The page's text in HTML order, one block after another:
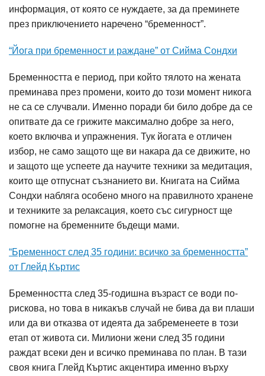
информация, от която се нуждаете, за да преминете
през приключението наречено “бременност”.
“Йога при бременност и раждане” от Сийма Сондхи
Бременността е период, при който тялото на жената
преминава през промени, които до този момент никога
не са се случвали. Именно поради би било добре да се
опитвате да се грижите максимално добре за него,
което включва и упражнения. Тук йогата е отличен
избор, не само защото ще ви накара да се движите, но
и защото ще успеете да научите техники за медитация,
които ще отпуснат съзнанието ви. Книгата на Сийма
Сондхи набляга особено много на правилното хранене
и техниките за релаксация, което със сигурност ще
помогне на бременните бъдещи мами.
“Бременност след 35 години: всичко за бременността”
от Глейд Къртис
Бременността след 35-годишна възраст се води по-
рискова, но това в никакъв случай не бива да ви плаши
или да ви отказва от идеята да забременеете в този
етап от живота си. Милиони жени след 35 години
раждат всеки ден и всичко преминава по план. В тази
своя книга Глейд Къртис акцентира именно върху